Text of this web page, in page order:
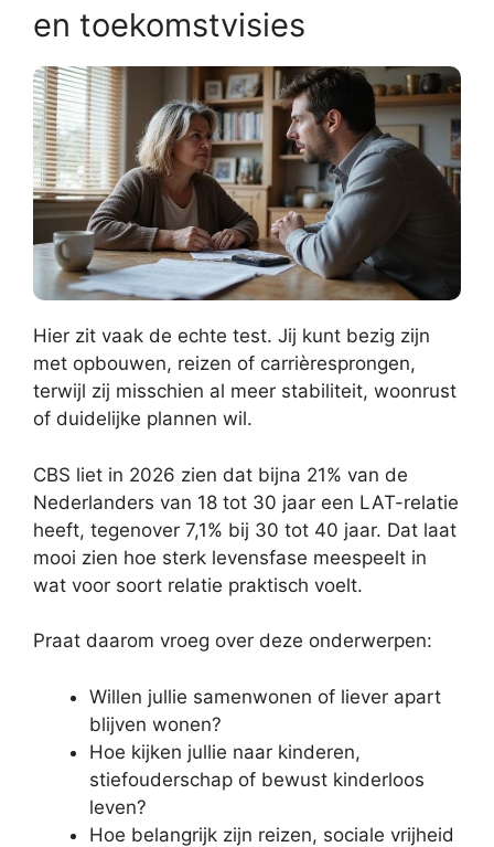
en toekomstvisies
Hier zit vaak de echte test. Jij kunt bezig zijn
met opbouwen, reizen of carrièresprongen,
terwijl zij misschien al meer stabiliteit, woonrust
of duidelijke plannen wil.
CBS liet in 2026 zien dat bijna 21% van de
Nederlanders van 18 tot 30 jaar een LAT-relatie
heeft, tegenover 7,1% bij 30 tot 40 jaar. Dat laat
mooi zien hoe sterk levensfase meespeelt in
wat voor soort relatie praktisch voelt.
Praat daarom vroeg over deze onderwerpen:
Willen jullie samenwonen of liever apart
blijven wonen?
Hoe kijken jullie naar kinderen,
stiefouderschap of bewust kinderloos
leven?
Hoe belangrijk zijn reizen, sociale vrijheid